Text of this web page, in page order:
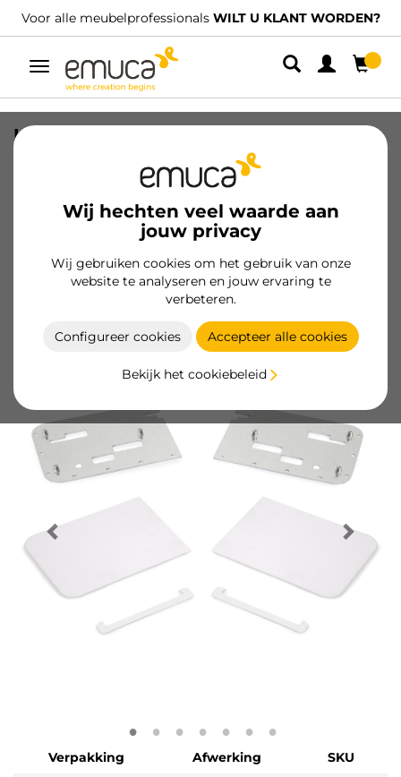
Voor alle meubelprofessionals WILT U KLANT WORDEN?
Umschaltbare
Navigation
Wij hechten veel waarde aan
jouw privacy
Wij gebruiken cookies om het gebruik van onze
website te analyseren en jouw ervaring te
verbeteren.
Configureer cookies Accepteer alle cookies
Bekijk het cookiebeleid
Kit van Unico Afdekplaat, Plastic, Wit
8432393310763
Essentiële producten
Klant worden
Verpakking Afwerking
SKU